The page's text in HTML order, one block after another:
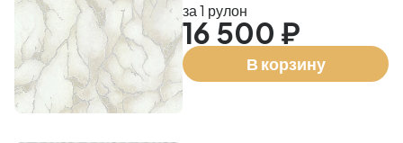
за 1 рулон
16 500 ₽
В корзину